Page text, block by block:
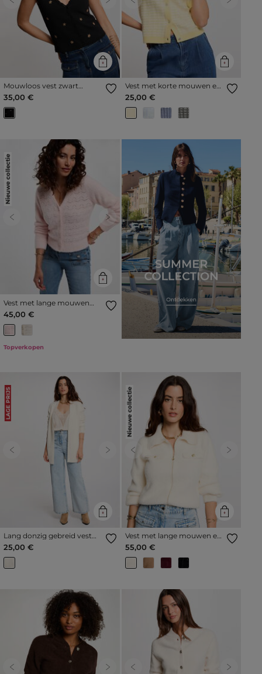
Previous Next
Mouwloos vest zwart
vrouw
35,00 €
Previous Next
Vest met korte mouwen en
print lichtgeel vrouw
25,00 €
Nieuwe collectie
Previous Next
Vest met lange mouwen
lichtroze vrouw
45,00 €
Topverkopen
LAGE PRIJS
Previous Next
Lang donzig gebreid vest
ivoor vrouw
25,00 €
Nieuwe collectie
Previous Next
Vest met lange mouwen en
reverskraag ivoor vrouw
55,00 €
Previous Next Previous Next